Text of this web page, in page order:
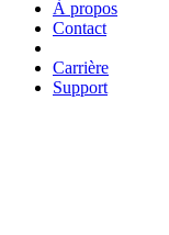
À propos
Contact
Carrière
Support